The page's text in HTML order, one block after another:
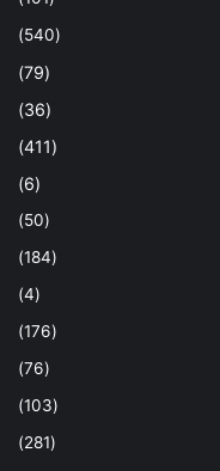
(540)
(79)
(36)
(411)
(6)
(50)
(184)
(4)
(176)
(76)
(103)
(281)